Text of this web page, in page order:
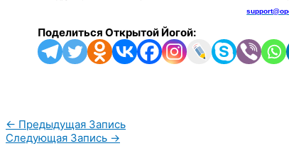
Поделиться Открытой Йогой:
← Предыдущая Запись
Следующая Запись →